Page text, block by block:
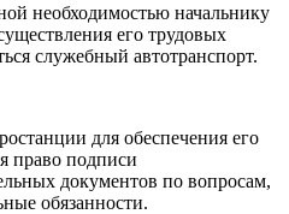
необходимостью начальнику
его трудовых
служебный автотранспорт.
для обеспечения его
право подписи
документов по вопросам,
обязанности.